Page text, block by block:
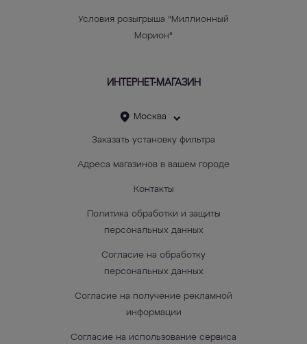
Условия розыгрыша "Миллионный
Морион"
ИНТЕРНЕТ-МАГАЗИН
Москва
Заказать установку фильтра
Адреса магазинов в вашем городе
Контакты
Политика обработки и защиты
персональных данных
Согласие на обработку
персональных данных
Согласие на получение рекламной
информации
Согласие на использование сервиса